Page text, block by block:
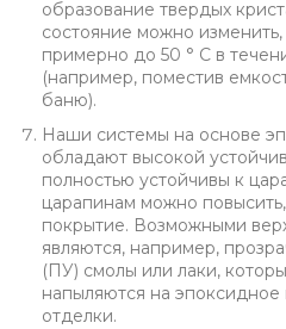
образование твердых
состояние можно
примерно до 50 ° C в
(например, поместив
баню).
Наши системы на основе
обладают высокой
полностью устойчивы к
царапинам можно
покрытие. Возможными
являются, например,
(ПУ) смолы или лаки,
напыляются на эпоксидное
отделки.